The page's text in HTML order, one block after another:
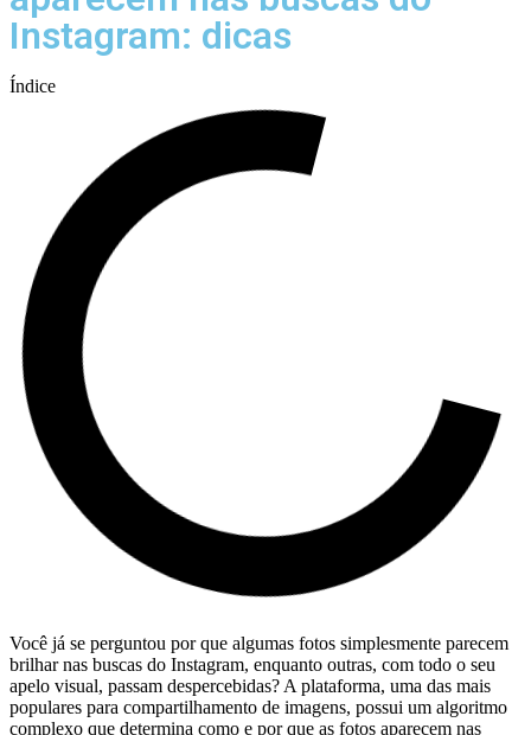
Instagram: dicas
Índice
Você já se perguntou por que algumas fotos simplesmente parecem
brilhar nas buscas ⁣do Instagram, enquanto outras, com todo o seu
apelo visual, passam despercebidas? A plataforma,​ uma das mais
populares para compartilhamento de imagens, possui um algoritmo
complexo ⁣que determina‌ como e por que as fotos⁤ aparecem nas